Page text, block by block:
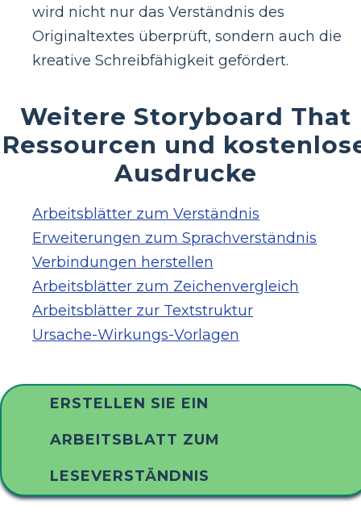
wird nicht nur das Verständnis des
Originaltextes überprüft, sondern auch die
kreative Schreibfähigkeit gefördert.
Weitere Storyboard That
Ressourcen und
Ausdrucke
Arbeitsblätter zum Verständnis
Erweiterungen zum Sprachverständnis
Verbindungen herstellen
Arbeitsblätter zum Zeichenvergleich
Arbeitsblätter zur Textstruktur
Ursache-Wirkungs-Vorlagen
ERSTELLEN SIE EIN
ARBEITSBLATT ZUM
LESEVERSTÄNDNIS